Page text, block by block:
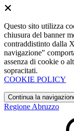
Questo sito utilizza
chiusura del banner
contraddistinto dalla
navigazione"
assenza di cookie o
sopracitati.
COOKIE POLICY
Continua la
Regione Abruzzo